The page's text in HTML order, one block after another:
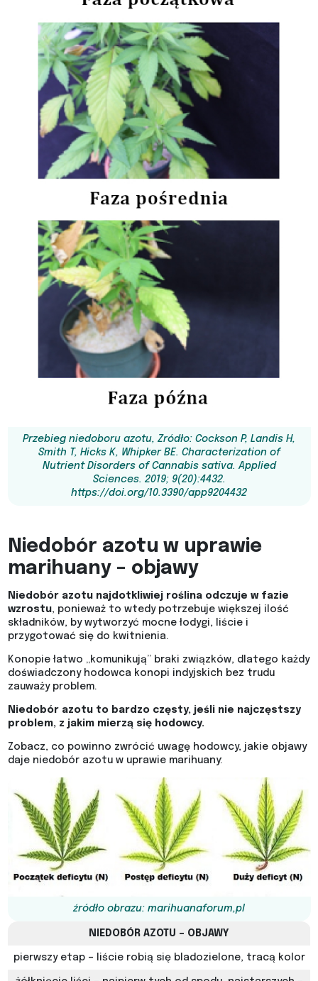
Przebieg niedoboru azotu, Zródło: Cockson P, Landis H,
Smith T, Hicks K, Whipker BE. Characterization of
Nutrient Disorders of Cannabis sativa. Applied
Sciences. 2019; 9(20):4432.
https://doi.org/10.3390/app9204432
Niedobór azotu w uprawie
marihuany – objawy
Niedobór azotu najdotkliwiej roślina odczuje w fazie
wzrostu, ponieważ to wtedy potrzebuje większej ilość
składników, by wytworzyć mocne łodygi, liście i
przygotować się do kwitnienia.
Konopie łatwo „komunikują” braki związków, dlatego każdy
doświadczony hodowca konopi indyjskich bez trudu
zauważy problem.
Niedobór azotu to bardzo częsty, jeśli nie najczęstszy
problem, z jakim mierzą się hodowcy.
Zobacz, co powinno zwrócić uwagę hodowcy, jakie objawy
daje niedobór azotu w uprawie marihuany:
źródło obrazu: marihuanaforum,pl
NIEDOBÓR AZOTU – OBJAWY
pierwszy etap – liście robią się bladozielone, tracą kolor